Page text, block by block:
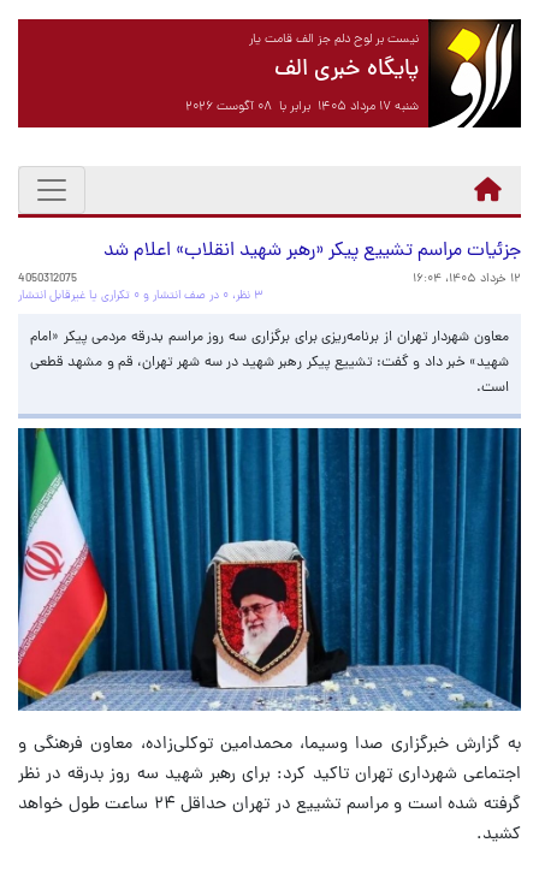
نیست بر لوح دلم جز الف قامت یار
پایگاه خبری الف
شنبه ۱۷ مرداد ۱۴۰۵ برابر با ۰۸ آگوست ۲۰۲۶
جزئیات مراسم تشییع پیکر «رهبر شهید انقلاب» اعلام شد
۱۲ خرداد ۱۴۰۵، ۱۶:۰۴
4050312075
۳ نظر، ۰ در صف انتشار و ۰ تکراری یا غیرقابل انتشار
معاون شهردار تهران از برنامه‌ریزی برای برگزاری سه روز مراسم بدرقه مردمی پیکر «امام
شهید» خبر داد و گفت: تشییع پیکر رهبر شهید در سه شهر تهران، قم و مشهد قطعی
است.
به گزارش خبرگزاری صدا وسیما، محمدامین توکلی‌زاده، معاون فرهنگی و
اجتماعی شهرداری تهران تاکید کرد: برای رهبر شهید سه روز بدرقه در نظر
گرفته شده است و مراسم تشییع در تهران حداقل ۲۴ ساعت طول خواهد
کشید.